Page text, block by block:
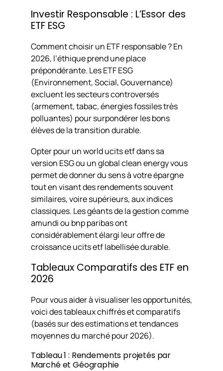
Investir Responsable : L’Essor des
ETF ESG
Comment choisir un ETF responsable ? En
2026, l’éthique prend une place
prépondérante. Les ETF ESG
(Environnement, Social, Gouvernance)
excluent les secteurs controversés
(armement, tabac, énergies fossiles très
polluantes) pour surpondérer les bons
élèves de la transition durable.
Opter pour un world ucits etf dans sa
version ESG ou un global clean energy vous
permet de donner du sens à votre épargne
tout en visant des rendements souvent
similaires, voire supérieurs, aux indices
classiques. Les géants de la gestion comme
amundi ou bnp paribas ont
considérablement élargi leur offre de
croissance ucits etf labellisée durable.
Tableaux Comparatifs des ETF en
2026
Pour vous aider à visualiser les opportunités,
voici des tableaux chiffrés et comparatifs
(basés sur des estimations et tendances
moyennes du marché pour 2026).
Tableau 1 : Rendements projetés par
Marché et Géographie